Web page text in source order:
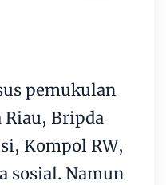
pemukulan
Riau, Bripda
Kompol RW,
sosial. Namun